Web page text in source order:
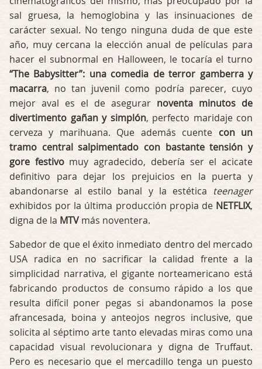
sal gruesa, la hemoglobina y las insinuaciones de
carácter sexual. No tengo ninguna duda de que este
año, muy cercana la elección anual de películas para
hacer el subnormal en Halloween, le tocaría el turno
“The Babysitter”: una comedia de terror gamberra y
macarra, no tan juvenil como podría parecer, cuyo
mejor aval es el de asegurar noventa minutos de
divertimento gañan y simplón, perfecto maridaje con
cerveza y marihuana. Que además cuente con un
tramo central salpimentado con bastante tensión y
gore festivomuy agradecido, debería ser el acicate
definitivo para dejar los prejuicios en la puerta y
abandonarse al estilo banal y la estética teenager
exhibidos por la última producción propia de NETFLIX,
digna de la MTVmás noventera.
Sabedor de que el éxito inmediato dentro del mercado
USA radica en no sacrificar la calidad frente a la
simplicidad narrativa, el gigante norteamericano está
fabricando productos de consumo rápido a los que
resulta difícil poner pegas si abandonamos la pose
afrancesada, boina y anteojos negros inclusive, que
solicita al séptimo arte tanto elevadas miras como una
capacidad visual revolucionara y digna de Truffaut.
Pero es necesario que el mercadillo tenga un puesto